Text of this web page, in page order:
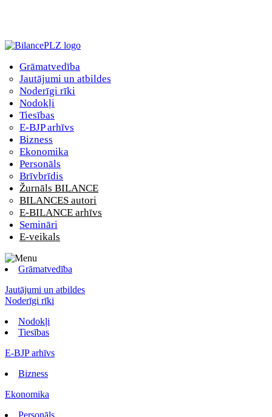
Grāmatvedība
Jautājumi un atbildes
Noderīgi rīki
Nodokļi
Tiesības
E-BJP arhīvs
Bizness
Ekonomika
Personāls
Brīvbrīdis
Žurnāls BILANCE
BILANCES autori
E-BILANCE arhīvs
Semināri
E-veikals
Grāmatvedība
Jautājumi un atbildes
Noderīgi rīki
Nodokļi
Tiesības
E-BJP arhīvs
Bizness
Ekonomika
Personāls